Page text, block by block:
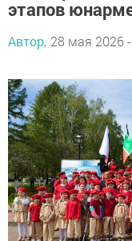
этапов
Автор, 28 мая 2026